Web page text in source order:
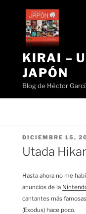
contenido
KIRAI –
JAPÓN
Blog de Héctor
PUBLICADO
EL
DICIEMBRE 15,
Utada
Hasta ahora no me
anuncios de la
cantantes más
(Exodus) hace poco.